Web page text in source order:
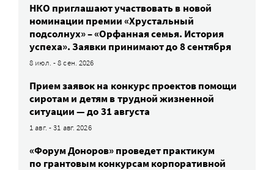
НКО приглашают участвовать в новой
номинации премии «Хрустальный
подсолнух» – «Орфанная семья. История
успеха». Заявки принимают до 8 сентября
8 июл. - 8 сен. 2026
Прием заявок на конкурс проектов помощи
сиротам и детям в трудной жизненной
ситуации — до 31 августа
1 авг. - 31 авг. 2026
«Форум Доноров» проведет практикум
по грантовым конкурсам корпоративной